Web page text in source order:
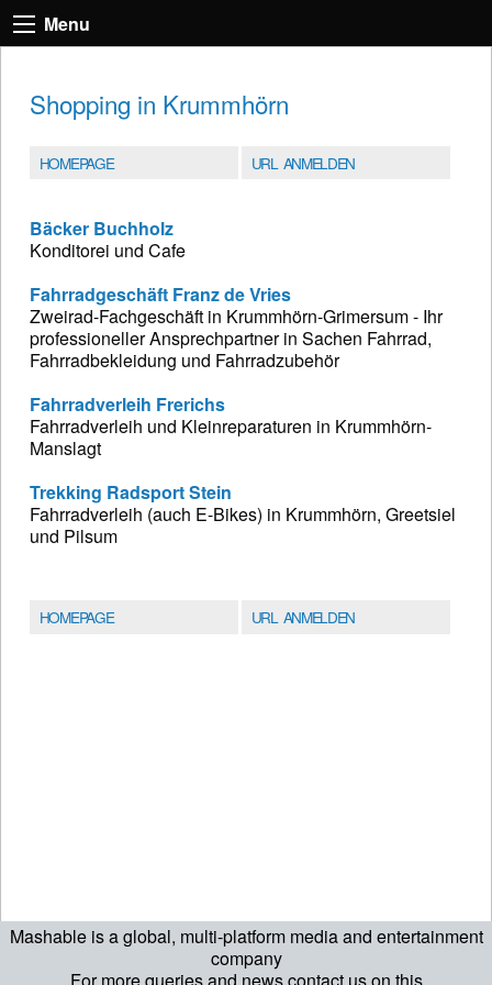
Mashable is a global, multi-platform media and entertainment
company
Menu
Shopping in Krummhörn
HOMEPAGE URL ANMELDEN
Bäcker Buchholz
Konditorei und Cafe
Fahrradgeschäft Franz de Vries
Zweirad-Fachgeschäft in Krummhörn-Grimersum - Ihr
professioneller Ansprechpartner in Sachen Fahrrad,
Fahrradbekleidung und Fahrradzubehör
Fahrradverleih Frerichs
Fahrradverleih und Kleinreparaturen in Krummhörn-
Manslagt
Trekking Radsport Stein
Fahrradverleih (auch E-Bikes) in Krummhörn, Greetsiel
und Pilsum
HOMEPAGE URL ANMELDEN